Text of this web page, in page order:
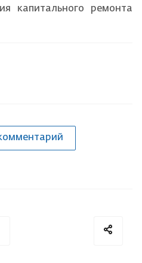
капитального ремонта